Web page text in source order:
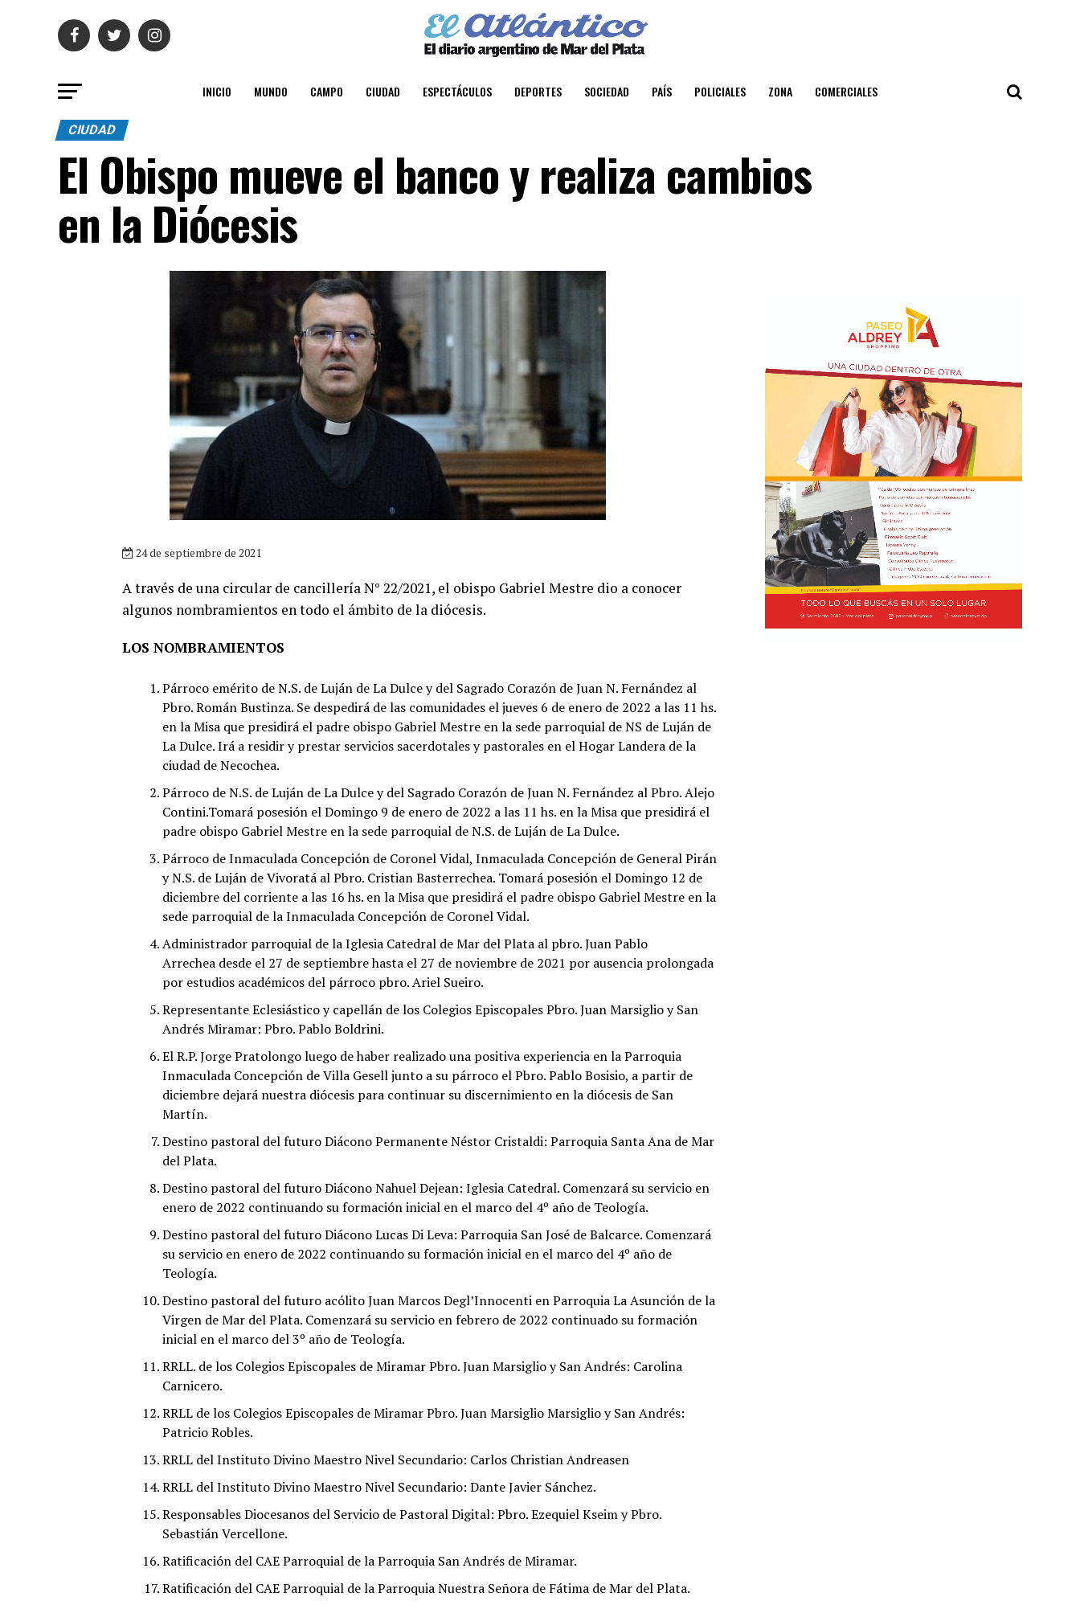
INICIO MUNDO CAMPO CIUDAD ESPECTÁCULOS DEPORTES SOCIEDAD PAÍS POLICIALES ZONA COMERCIALES
CIUDAD
El Obispo mueve el banco y realiza cambios
en la Diócesis
24 de septiembre de 2021
A través de una circular de cancillería N° 22/2021, el obispo Gabriel Mestre dio a conocer
algunos nombramientos en todo el ámbito de la diócesis.
LOS NOMBRAMIENTOS
Párroco emérito de N.S. de Luján de La Dulce y del Sagrado Corazón de Juan N. Fernández al
Pbro. Román Bustinza. Se despedirá de las comunidades el jueves 6 de enero de 2022 a las 11 hs.
en la Misa que presidirá el padre obispo Gabriel Mestre en la sede parroquial de NS de Luján de
La Dulce. Irá a residir y prestar servicios sacerdotales y pastorales en el Hogar Landera de la
ciudad de Necochea.
Párroco de N.S. de Luján de La Dulce y del Sagrado Corazón de Juan N. Fernández al Pbro. Alejo
Contini.Tomará posesión el Domingo 9 de enero de 2022 a las 11 hs. en la Misa que presidirá el
padre obispo Gabriel Mestre en la sede parroquial de N.S. de Luján de La Dulce.
Párroco de Inmaculada Concepción de Coronel Vidal, Inmaculada Concepción de General Pirán
y N.S. de Luján de Vivoratá al Pbro. Cristian Basterrechea. Tomará posesión el Domingo 12 de
diciembre del corriente a las 16 hs. en la Misa que presidirá el padre obispo Gabriel Mestre en la
sede parroquial de la Inmaculada Concepción de Coronel Vidal.
Administrador parroquial de la Iglesia Catedral de Mar del Plata al pbro. Juan Pablo
Arrechea desde el 27 de septiembre hasta el 27 de noviembre de 2021 por ausencia prolongada
por estudios académicos del párroco pbro. Ariel Sueiro.
Representante Eclesiástico y capellán de los Colegios Episcopales Pbro. Juan Marsiglio y San
Andrés Miramar: Pbro. Pablo Boldrini.
El R.P. Jorge Pratolongo luego de haber realizado una positiva experiencia en la Parroquia
Inmaculada Concepción de Villa Gesell junto a su párroco el Pbro. Pablo Bosisio, a partir de
diciembre dejará nuestra diócesis para continuar su discernimiento en la diócesis de San
Martín.
Destino pastoral del futuro Diácono Permanente Néstor Cristaldi: Parroquia Santa Ana de Mar
del Plata.
Destino pastoral del futuro Diácono Nahuel Dejean: Iglesia Catedral. Comenzará su servicio en
enero de 2022 continuando su formación inicial en el marco del 4º año de Teología.
Destino pastoral del futuro Diácono Lucas Di Leva: Parroquia San José de Balcarce. Comenzará
su servicio en enero de 2022 continuando su formación inicial en el marco del 4º año de
Teología.
Destino pastoral del futuro acólito Juan Marcos Degl’Innocenti en Parroquia La Asunción de la
Virgen de Mar del Plata. Comenzará su servicio en febrero de 2022 continuado su formación
inicial en el marco del 3º año de Teología.
RRLL. de los Colegios Episcopales de Miramar Pbro. Juan Marsiglio y San Andrés: Carolina
Carnicero.
RRLL de los Colegios Episcopales de Miramar Pbro. Juan Marsiglio Marsiglio y San Andrés:
Patricio Robles.
RRLL del Instituto Divino Maestro Nivel Secundario: Carlos Christian Andreasen
RRLL del Instituto Divino Maestro Nivel Secundario: Dante Javier Sánchez.
Responsables Diocesanos del Servicio de Pastoral Digital: Pbro. Ezequiel Kseim y Pbro.
Sebastián Vercellone.
Ratificación del CAE Parroquial de la Parroquia San Andrés de Miramar.
Ratificación del CAE Parroquial de la Parroquia Nuestra Señora de Fátima de Mar del Plata.